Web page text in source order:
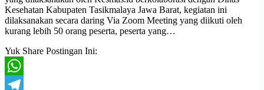
Kesehatan Kabupaten Tasikmalaya Jawa Barat, kegiatan ini
dilaksanakan secara daring Via Zoom Meeting yang diikuti oleh
kurang lebih 50 orang peserta, peserta yang…
Yuk Share Postingan Ini:
WhatsApp